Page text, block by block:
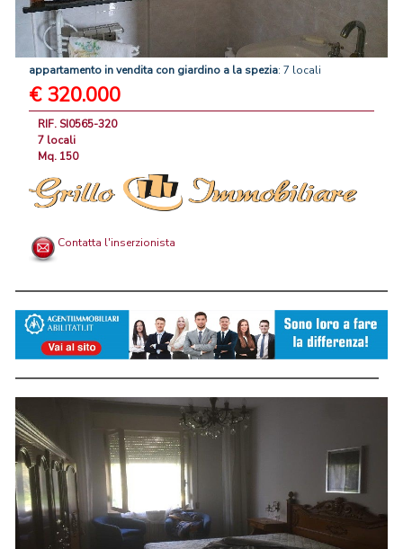
appartamento invendita con giardino a la spezia: 7 locali
€ 320.000
RIF. SI0565-320
7 locali
Mq. 150
Contatta l'inserzionista